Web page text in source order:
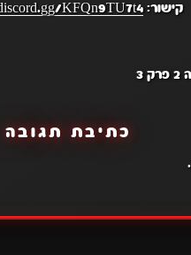
קישור:KFQn9TU7t4
כתיבת תגובה